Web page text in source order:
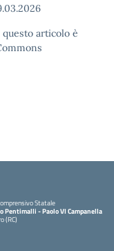
articolo è
Statale
Pentimalli - Paolo VI Campanella
(RC)